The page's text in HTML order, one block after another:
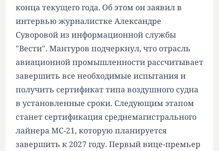
конца текущего года. Об этом он заявил в
интервью журналистке Александре
Суворовой из информационной службы
"Вести". Мантуров подчеркнул, что отрасль
авиационной промышленности рассчитывает
завершить все необходимые испытания и
получить сертификат типа воздушного судна
в установленные сроки. Следующим этапом
станет сертификация среднемагистрального
лайнера МС-21, которую планируется
завершить к 2027 году. Первый вице-премьер